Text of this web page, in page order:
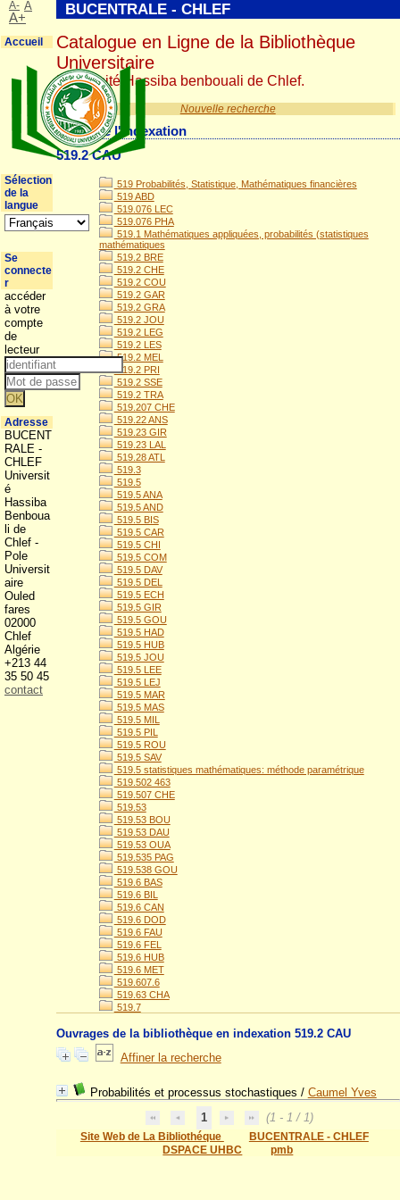
Nouvelle recherche
Détail de l'indexation
519.2 CAU
519 Probabilités, Statistique, Mathématiques financières
519 ABD
519.076 LEC
519.076 PHA
519.1 Mathématiques appliquées, probabilités (statistiques
mathématiques
519.2 BRE
519.2 CHE
519.2 COU
519.2 GAR
519.2 GRA
519.2 JOU
519.2 LEG
519.2 LES
519.2 MEL
519.2 PRI
519.2 SSE
519.2 TRA
519.207 CHE
519.22 ANS
519.23 GIR
519.23 LAL
519.28 ATL
519.3
519.5
519.5 ANA
519.5 AND
519.5 BIS
519.5 CAR
519.5 CHI
519.5 COM
519.5 DAV
519.5 DEL
519.5 ECH
519.5 GIR
519.5 GOU
519.5 HAD
519.5 HUB
519.5 JOU
519.5 LEE
519.5 LEJ
519.5 MAR
519.5 MAS
519.5 MIL
519.5 PIL
519.5 ROU
519.5 SAV
519.5 statistiques mathématiques: méthode paramétrique
519.502 463
519.507 CHE
519.53
519.53 BOU
519.53 DAU
519.53 OUA
519.535 PAG
519.538 GOU
519.6 BAS
519.6 BIL
519.6 CAN
519.6 DOD
519.6 FAU
519.6 FEL
519.6 HUB
519.6 MET
519.607.6
519.63 CHA
519.7
Ouvrages de la bibliothèque en indexation 519.2 CAU
Affiner la recherche
Probabilités et processus stochastiques / Caumel Yves
1
(1 - 1 / 1)
Site Web de La Bibliothéque
BUCENTRALE - CHLEF
DSPACE UHBC
pmb
BUCENTRALE - CHLEF
Catalogue en Ligne de la Bibliothèque
Universitaire
Université Hassiba benbouali de Chlef.
A- A
A+
Accueil
Sélection
de la
langue
Se
connecte
r
accéder
à votre
compte
de
lecteur
Adresse
BUCENT
RALE -
CHLEF
Universit
é
Hassiba
Benboua
li de
Chlef -
Pole
Universit
aire
Ouled
fares
02000
Chlef
Algérie
+213 44
35 50 45
contact